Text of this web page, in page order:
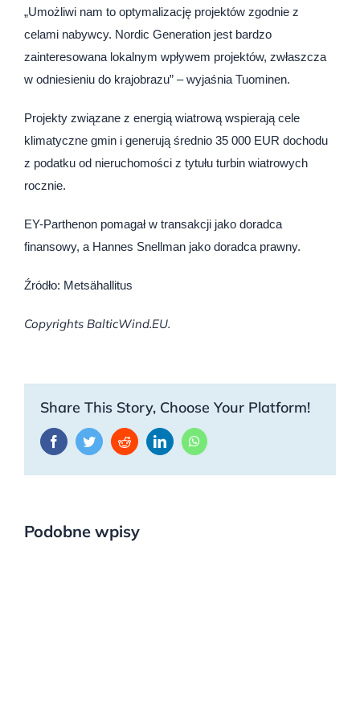
„Umożliwi nam to optymalizację projektów zgodnie z
celami nabywcy. Nordic Generation jest bardzo
zainteresowana lokalnym wpływem projektów, zwłaszcza
w odniesieniu do krajobrazu” – wyjaśnia Tuominen.
Projekty związane z energią wiatrową wspierają cele
klimatyczne gmin i generują średnio 35 000 EUR dochodu
z podatku od nieruchomości z tytułu turbin wiatrowych
rocznie.
EY-Parthenon pomagał w transakcji jako doradca
finansowy, a Hannes Snellman jako doradca prawny.
Źródło: Metsähallitus
Copyrights BalticWind.EU.
Share This Story, Choose Your Platform!
FacebookTwitterRedditLinkedInWhatsApp
Podobne wpisy